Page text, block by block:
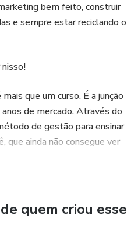
bem feito, construir
e sempre estar reciclando o
que um curso. É a junção
de mercado. Através do
de gestão para ensinar
que ainda não consegue ver
uma empresa. Não importa
ou se você já tem anos de
quem criou esse